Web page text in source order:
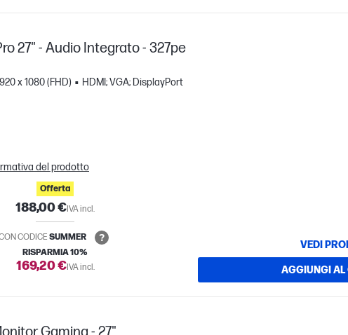
27" - Audio Integrato - 327pe
x 1080 (FHD) HDMI; VGA; DisplayPort
del prodotto
Offerta
188,00 €IVA incl.
CODICE SUMMER
RISPARMIA 10%
169,20 €IVA incl.
VEDI
AGGIUNGI AL